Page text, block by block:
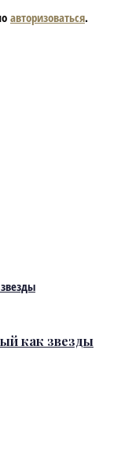
авторизоваться.
как звезды